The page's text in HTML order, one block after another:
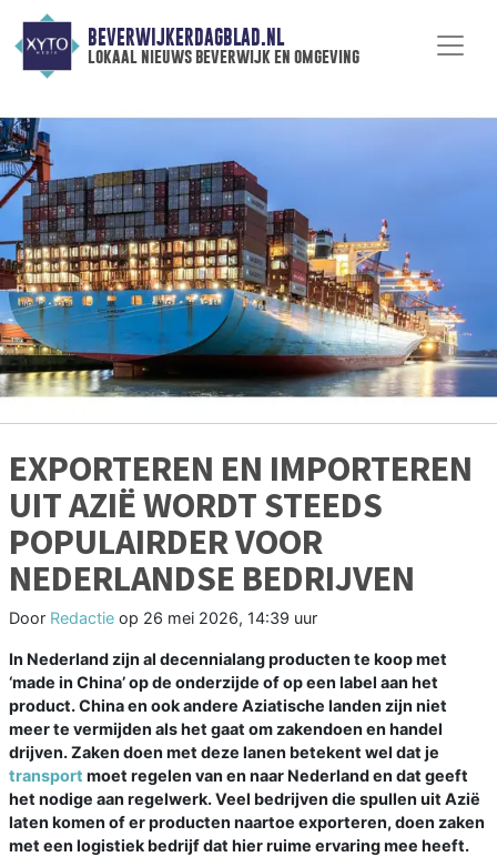
BEVERWIJKERDAGBLAD.NL
lokaal nieuws beverwijk en omgeving
EXPORTEREN EN IMPORTEREN
UIT AZIË WORDT STEEDS
POPULAIRDER VOOR
NEDERLANDSE BEDRIJVEN
Door Redactie op 26 mei 2026, 14:39 uur
In Nederland zijn al decennialang producten te koop met
‘made in China’ op de onderzijde of op een label aan het
product. China en ook andere Aziatische landen zijn niet
meer te vermijden als het gaat om zakendoen en handel
drijven. Zaken doen met deze lanen betekent wel dat je
transport moet regelen van en naar Nederland en dat geeft
het nodige aan regelwerk. Veel bedrijven die spullen uit Azië
laten komen of er producten naartoe exporteren, doen zaken
met een logistiek bedrijf dat hier ruime ervaring mee heeft.